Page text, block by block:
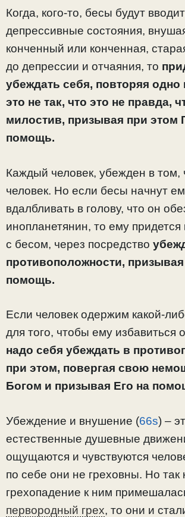
Когда, кого-то, бесы будут
депрессивные состояния,
конченный или конченная,
до депрессии и отчаяния, то
убеждать себя, повторяя одно
это не так, что это не правда,
милостив, призывая при этом
помощь.
Каждый человек, убежден в том,
человек. Но если бесы начнут
вдалбливать в голову, что он
инопланетянин, то ему придется
с бесом, через посредство
противоположности,
помощь.
Если человек одержим какой-
для того, чтобы ему избавиться
надо себя убеждать в
при этом, повергая свою
Богом и призывая Его на
Убеждение и внушение (66s) –
естественные душевные
ощущаются и чувствуются
по себе они не греховны. Но так
грехопадение к ним
первородный грех, то они и